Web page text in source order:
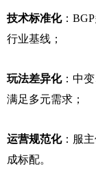
技术标准化：
行业基线；
玩法差异化：中
满足多元需求；
运营规范化：服
成标配。